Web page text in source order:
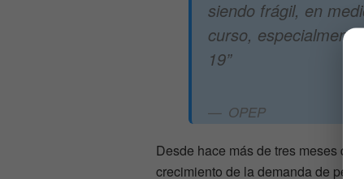
siendo frágil, en
curso,
19”
OPEP
Desde hace más de tres meses
crecimiento de la demanda de